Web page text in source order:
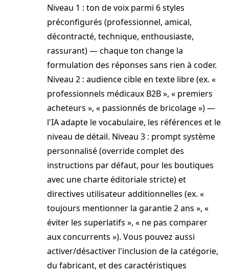
Niveau 1 : ton de voix parmi 6 styles
préconfigurés (professionnel, amical,
décontracté, technique, enthousiaste,
rassurant) — chaque ton change la
formulation des réponses sans rien à coder.
Niveau 2 : audience cible en texte libre (ex. «
professionnels médicaux B2B », « premiers
acheteurs », « passionnés de bricolage ») —
l'IA adapte le vocabulaire, les références et le
niveau de détail. Niveau 3 : prompt système
personnalisé (override complet des
instructions par défaut, pour les boutiques
avec une charte éditoriale stricte) et
directives utilisateur additionnelles (ex. «
toujours mentionner la garantie 2 ans », «
éviter les superlatifs », « ne pas comparer
aux concurrents »). Vous pouvez aussi
activer/désactiver l'inclusion de la catégorie,
du fabricant, et des caractéristiques